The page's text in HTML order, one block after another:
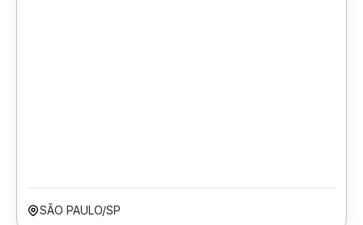
SÃO PAULO/SP